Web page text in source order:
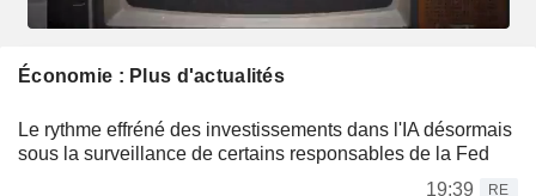
Économie : Plus d'actualités
Le rythme effréné des investissements dans l'IA désormais
sous la surveillance de certains responsables de la Fed
19:39
RE